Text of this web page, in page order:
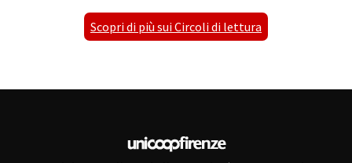
Scopri di più sui Circoli di lettura